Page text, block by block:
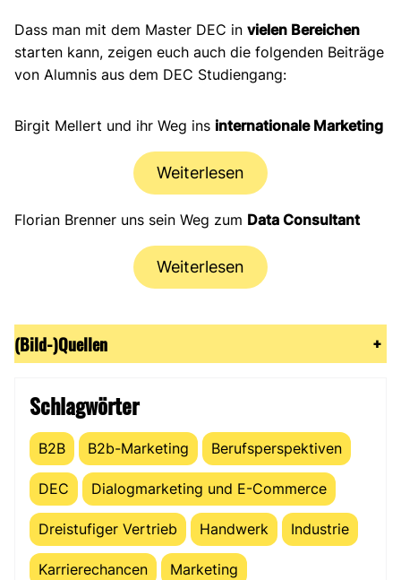
Dass man mit dem Master DEC in vielen Bereichen
starten kann, zeigen euch auch die folgenden Beiträge
von Alumnis aus dem DEC Studiengang:
Birgit Mellert und ihr Weg ins internationale Marketing
Weiterlesen
Florian Brenner uns sein Weg zum Data Consultant
Weiterlesen
(Bild-)Quellen +
Schlagwörter
B2B B2b-Marketing Berufsperspektiven
DEC Dialogmarketing und E-Commerce
Dreistufiger Vertrieb Handwerk Industrie
Karrierechancen Marketing